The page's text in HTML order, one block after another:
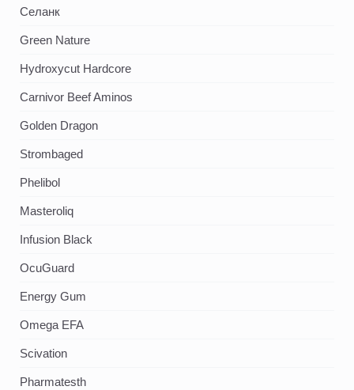
Селанк
Green Nature
Hydroxycut Hardcore
Carnivor Beef Aminos
Golden Dragon
Strombaged
Phelibol
Masteroliq
Infusion Black
OcuGuard
Energy Gum
Omega EFA
Scivation
Pharmatesth